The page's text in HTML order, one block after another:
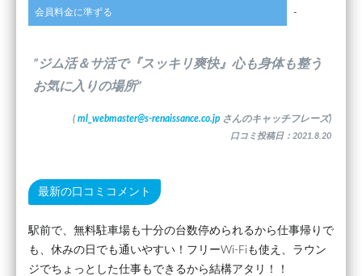
会員料金に準ずる -
”ジム活＆サ活で『スッキリ爽快』心も身体も整う
お気に入りの場所”
( ml_webmaster@s-renaissance.co.jp さんのキャッチフレーズ)
口コミ投稿日：2021.8.20
最新の口コミコメント
駅前で、無料駐車場も十分の台数停められるから仕事帰りで
も、休みの日でも通いやすい！フリーWi-Fiも使え、ラウン
ジでちょっとした仕事もできるから結構アタリ！！